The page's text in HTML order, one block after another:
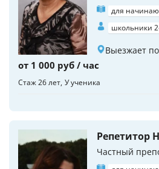
для
школьники
Выезжает
от 1 000 руб / час
Стаж 26 лет У ученика
Репетитор
Частный